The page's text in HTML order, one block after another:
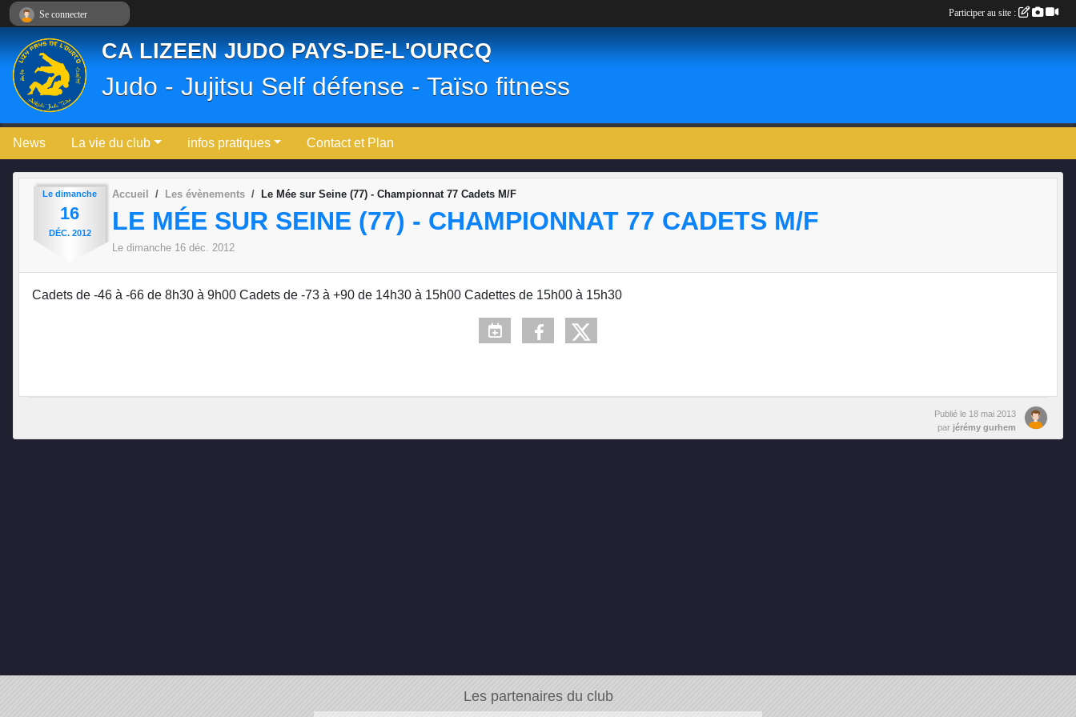
CA LIZEEN JUDO PAYS-DE-L'OURCQ
Judo - Jujitsu Self défense - Taïso fitness
News La vie du club infos pratiques Contact et Plan
Le dimanche
16
DÉC. 2012
Accueil Les évènements Le Mée sur Seine (77) - Championnat 77 Cadets M/F
LE MÉE SUR SEINE (77) - CHAMPIONNAT 77 CADETS M/F
Le dimanche 16 déc. 2012
Cadets de -46 à -66 de 8h30 à 9h00 Cadets de -73 à +90 de 14h30 à 15h00 Cadettes de 15h00 à 15h30
Publié le 18 mai 2013
par jérémy gurhem
Les partenaires du club
Se connecter Participer au site :
Panneau de gestion des cookies